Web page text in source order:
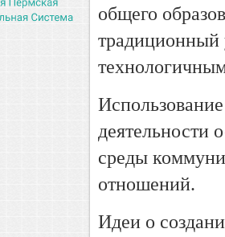
общего
традиционный
деятельности
среды
отношений.
Идеи о